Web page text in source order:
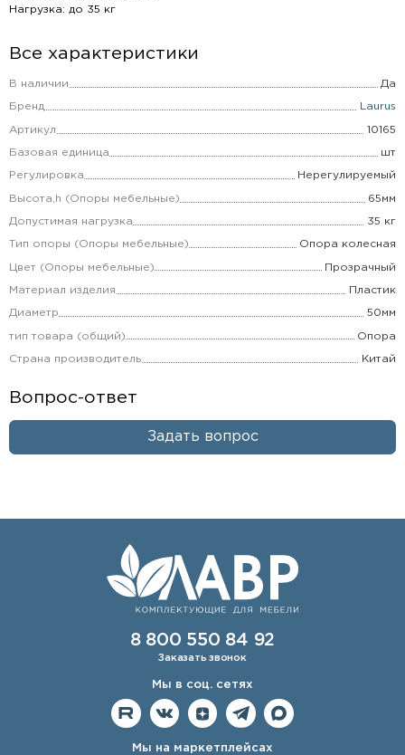
Нагрузка: до 35 кг
Все характеристики
В наличии Да
Бренд Laurus
Артикул 10165
Базовая единица шт
Регулировка Нерегулируемый
Высота,h (Опоры мебельные) 65мм
Допустимая нагрузка 35 кг
Тип опоры (Опоры мебельные) Опора колесная
Цвет (Опоры мебельные) Прозрачный
Материал изделия Пластик
Диаметр 50мм
тип товара (общий) Опора
Страна производитель Китай
Вопрос-ответ
Задать вопрос
8 800 550 84 92
Заказать звонок
Мы в соц. сетях
Мы на маркетплейсах